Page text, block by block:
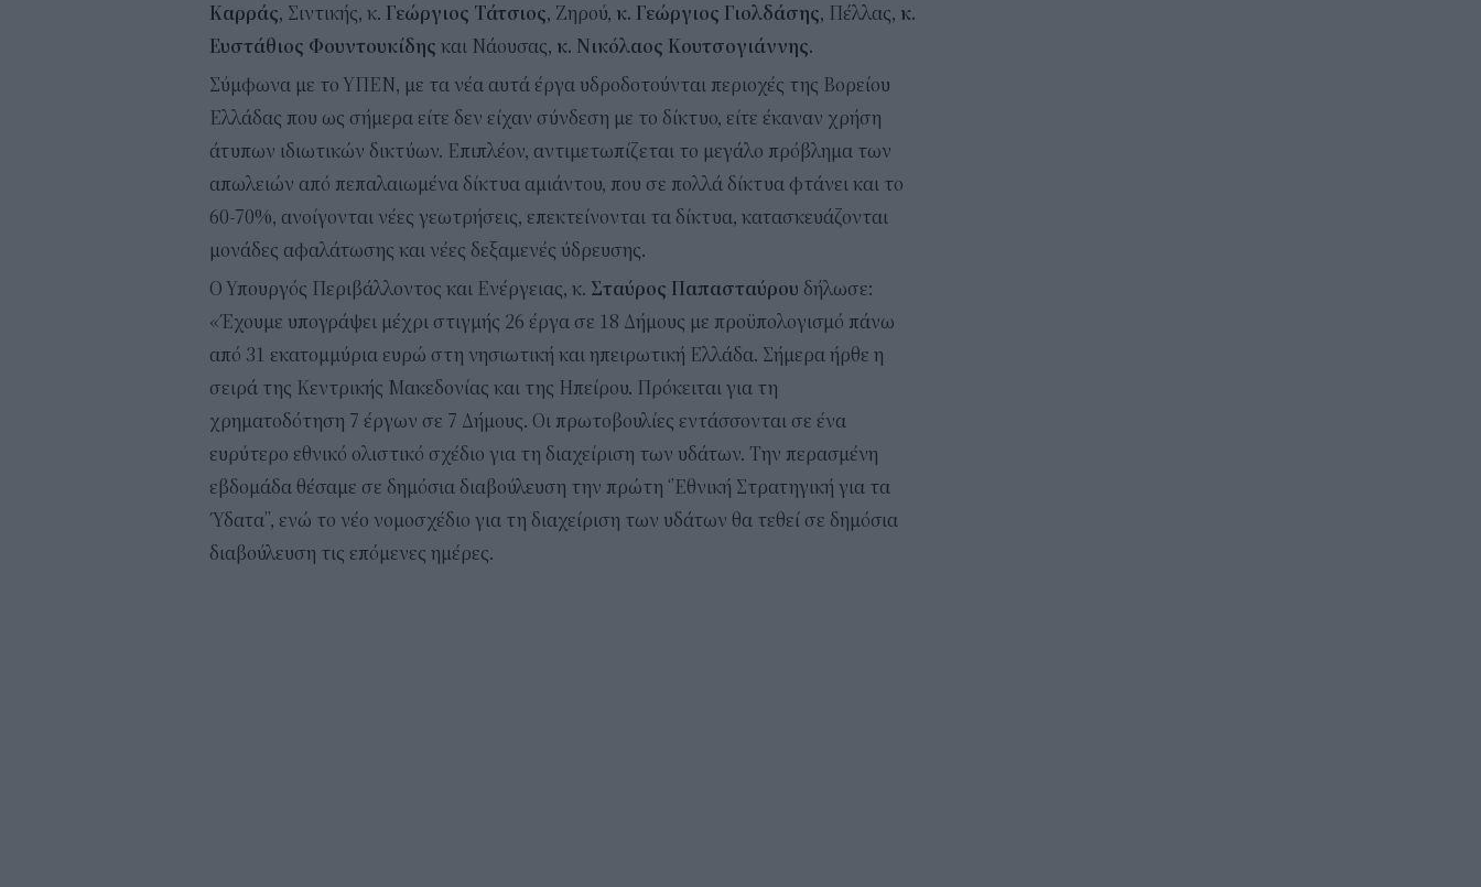
Καρράς, Σιντικής, κ. Γεώργιος Τάτσιος, Ζηρού, κ. Γεώργιος Γιολδάσης, Πέλλας, κ.
Ευστάθιος Φουντουκίδης και Νάουσας, κ. Νικόλαος Κουτσογιάννης.
Σύμφωνα με το ΥΠΕΝ, με τα νέα αυτά έργα υδροδοτούνται περιοχές της Βορείου
Ελλάδας που ως σήμερα είτε δεν είχαν σύνδεση με το δίκτυο, είτε έκαναν χρήση
άτυπων ιδιωτικών δικτύων. Επιπλέον, αντιμετωπίζεται το μεγάλο πρόβλημα των
απωλειών από πεπαλαιωμένα δίκτυα αμιάντου, που σε πολλά δίκτυα φτάνει και το
60-70%, ανοίγονται νέες γεωτρήσεις, επεκτείνονται τα δίκτυα, κατασκευάζονται
μονάδες αφαλάτωσης και νέες δεξαμενές ύδρευσης.
Ο Υπουργός Περιβάλλοντος και Ενέργειας, κ. Σταύρος Παπασταύρου δήλωσε:
«Έχουμε υπογράψει μέχρι στιγμής 26 έργα σε 18 Δήμους με προϋπολογισμό πάνω
από 31 εκατομμύρια ευρώ στη νησιωτική και ηπειρωτική Ελλάδα. Σήμερα ήρθε η
σειρά της Κεντρικής Μακεδονίας και της Ηπείρου. Πρόκειται για τη
χρηματοδότηση 7 έργων σε 7 Δήμους. Οι πρωτοβουλίες εντάσσονται σε ένα
ευρύτερο εθνικό ολιστικό σχέδιο για τη διαχείριση των υδάτων. Την περασμένη
εβδομάδα θέσαμε σε δημόσια διαβούλευση την πρώτη ‘’Εθνική Στρατηγική για τα
Ύδατα’’, ενώ το νέο νομοσχέδιο για τη διαχείριση των υδάτων θα τεθεί σε δημόσια
διαβούλευση τις επόμενες ημέρες.